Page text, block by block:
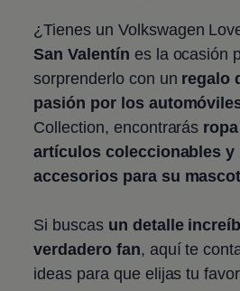
¿Tienes un Volkswagen
San Valentín es la ocasión
sorprenderlo con un regalo
pasión por los
Collection, encontrarás ropa
artículos coleccionables y
accesorios para su
Si buscas un detalle
verdadero fan, aquí te
ideas para que elijas tu